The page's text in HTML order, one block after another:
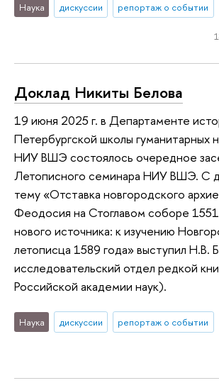
Наука дискуссии репортаж о событии
Доклад Никиты Белова
19 июня 2025 г. в Департаменте
Петербургской школы гуманитарных
НИУ ВШЭ состоялось очередное
Летописного семинара НИУ ВШЭ. С
тему «Отставка новгородского
Феодосия на Стоглавом соборе 1551
нового источника: к изучению
летописца 1589 года» выступил Н.В.
исследовательский отдел редкой
Российской академии наук).
Наука дискуссии репортаж о событии